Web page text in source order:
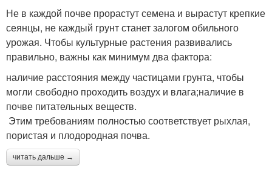
Не в каждой почве прорастут семена и вырастут крепкие
сеянцы, не каждый грунт станет залогом обильного
урожая. Чтобы культурные растения развивались
правильно, важны как минимум два фактора:
наличие расстояния между частицами грунта, чтобы
могли свободно проходить воздух и влага;наличие в
почве питательных веществ.
Этим требованиям полностью соответствует рыхлая,
пористая и плодородная почва.
читать дальше →